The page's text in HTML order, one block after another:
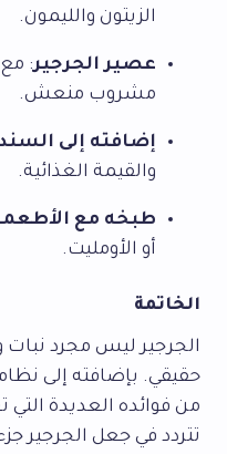
الزيتون والليمون.
عصير الجرجير: مع
مشروب منعش.
إضافته إلى
والقيمة الغذائية.
طبخه مع
أو الأومليت.
الخاتمة
الجرجير ليس مجرد
حقيقي. بإضافته إلى
من فوائده العديدة التي
تتردد في جعل الجرجير